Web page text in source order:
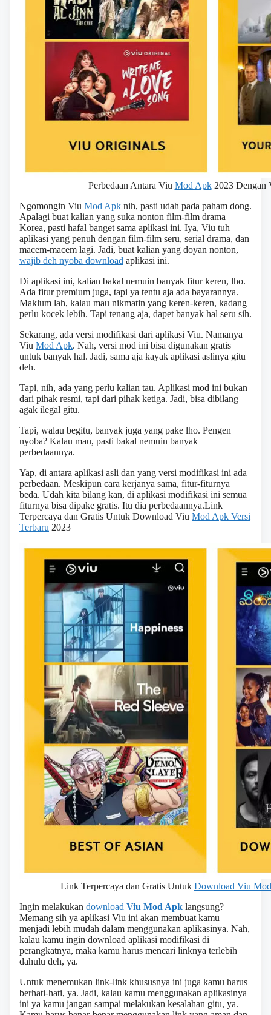
Perbedaan Antara Viu Mod Apk2023 Dengan
Ngomongin Viu Mod Apk nih, pasti udah pada paham dong.
Apalagi buat kalian yang suka nonton film-film drama
Korea, pasti hafal banget sama aplikasi ini. Iya, Viu tuh
aplikasi yang penuh dengan film-film seru, serial drama, dan
macem-macem lagi. Jadi, buat kalian yang doyan nonton,
wajib deh nyoba download aplikasi ini.
Di aplikasi ini, kalian bakal nemuin banyak fitur keren, lho.
Ada fitur premium juga, tapi ya tentu aja ada bayarannya.
Maklum lah, kalau mau nikmatin yang keren-keren, kadang
perlu kocek lebih. Tapi tenang aja, dapet banyak hal seru sih.
Sekarang, ada versi modifikasi dari aplikasi Viu. Namanya
Viu Mod Apk. Nah, versi mod ini bisa digunakan gratis
untuk banyak hal. Jadi, sama aja kayak aplikasi aslinya gitu
deh.
Tapi, nih, ada yang perlu kalian tau. Aplikasi mod ini bukan
dari pihak resmi, tapi dari pihak ketiga. Jadi, bisa dibilang
agak ilegal gitu.
Tapi, walau begitu, banyak juga yang pake lho. Pengen
nyoba? Kalau mau, pasti bakal nemuin banyak
perbedaannya.
Yap, di antara aplikasi asli dan yang versi modifikasi ini ada
perbedaan. Meskipun cara kerjanya sama, fitur-fiturnya
beda. Udah kita bilang kan, di aplikasi modifikasi ini semua
fiturnya bisa dipake gratis. Itu dia perbedaannya.Link
Terpercaya dan Gratis Untuk Download Viu Mod Apk Versi
Terbaru 2023
Link Terpercaya dan Gratis Untuk Download Viu
Ingin melakukan download Viu Mod Apk langsung?
Memang sih ya aplikasi Viu ini akan membuat kamu
menjadi lebih mudah dalam menggunakan aplikasinya. Nah,
kalau kamu ingin download aplikasi modifikasi di
perangkatnya, maka kamu harus mencari linknya terlebih
dahulu deh, ya.
Untuk menemukan link-link khususnya ini juga kamu harus
berhati-hati, ya. Jadi, kalau kamu menggunakan aplikasinya
ini ya kamu jangan sampai melakukan kesalahan gitu, ya.